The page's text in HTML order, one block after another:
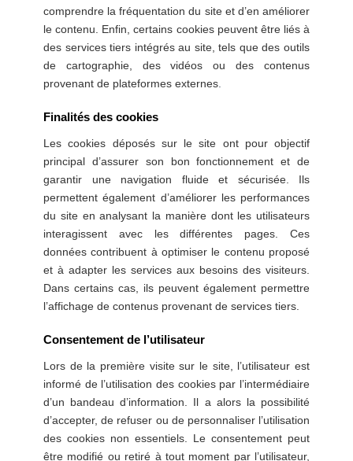
comprendre la fréquentation du site et d’en améliorer
le contenu. Enfin, certains cookies peuvent être liés à
des services tiers intégrés au site, tels que des outils
de cartographie, des vidéos ou des contenus
provenant de plateformes externes
Finalités des cookies
Les cookies déposés sur le site ont pour objectif
principal d’assurer son bon fonctionnement et de
garantir une navigation fluide et sécurisée. Ils
permettent également d’améliorer les performances
du site en analysant la manière dont les utilisateurs
interagissent avec les différentes pages. Ces
données contribuent à optimiser le contenu proposé
et à adapter les services aux besoins des visiteurs.
Dans certains cas, ils peuvent également permettre
l’affichage de contenus provenant de services tiers.
Consentement de l’utilisateur
Lors de la première visite sur le site, l’utilisateur est
informé de l’utilisation des cookies par l’intermédiaire
d’un bandeau d’information. Il a alors la possibilité
d’accepter, de refuser ou de personnaliser l’utilisation
des cookies non essentiels. Le consentement peut
être modifié ou retiré à tout moment par l’utilisateur,